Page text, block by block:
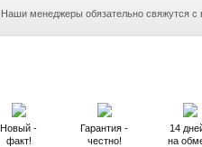
Наши менеджеры обязательно свяжутся с
Новый -
факт!
Гарантия -
честно!
14
на